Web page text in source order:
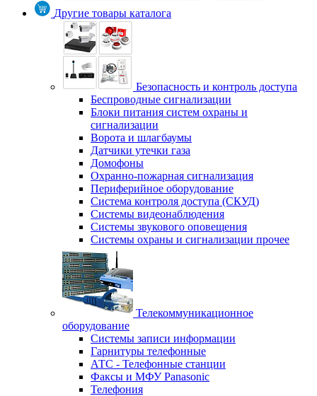
Другие товары каталога
Безопасность и контроль доступа
Беспроводные сигнализации
Блоки питания систем охраны и
сигнализации
Ворота и шлагбаумы
Датчики утечки газа
Домофоны
Охранно-пожарная сигнализация
Периферийное оборудование
Система контроля доступа (СКУД)
Системы видеонаблюдения
Системы звукового оповещения
Системы охраны и сигнализации прочее
Телекоммуникационное
оборудование
Системы записи информации
Гарнитуры телефонные
АТС - Телефонные станции
Факсы и МФУ Panasonic
Телефония